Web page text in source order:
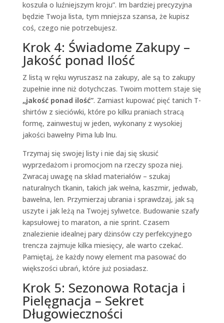
koszula o luźniejszym kroju”. Im bardziej precyzyjna
będzie Twoja lista, tym mniejsza szansa, że kupisz
coś, czego nie potrzebujesz.
Krok 4: Świadome Zakupy –
Jakość ponad Ilość
Z listą w ręku wyruszasz na zakupy, ale są to zakupy
zupełnie inne niż dotychczas. Twoim mottem staje się
„jakość ponad ilość”. Zamiast kupować pięć tanich T-
shirtów z sieciówki, które po kilku praniach stracą
formę, zainwestuj w jeden, wykonany z wysokiej
jakości bawełny Pima lub lnu.
Trzymaj się swojej listy i nie daj się skusić
wyprzedażom i promocjom na rzeczy spoza niej.
Zwracaj uwagę na skład materiałów – szukaj
naturalnych tkanin, takich jak wełna, kaszmir, jedwab,
bawełna, len. Przymierzaj ubrania i sprawdzaj, jak są
uszyte i jak leżą na Twojej sylwetce. Budowanie szafy
kapsułowej to maraton, a nie sprint. Czasem
znalezienie idealnej pary dżinsów czy perfekcyjnego
trencza zajmuje kilka miesięcy, ale warto czekać.
Pamiętaj, że każdy nowy element ma pasować do
większości ubrań, które już posiadasz.
Krok 5: Sezonowa Rotacja i
Pielęgnacja – Sekret
Długowieczności